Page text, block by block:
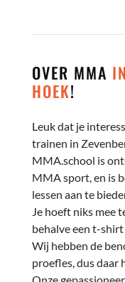
OVER MMA
HOEK!
Leuk dat je
trainen in
MMA.school is
MMA sport, en is
lessen aan te
Je hoeft niks mee
behalve een t-
Wij hebben de
proefles, dus daar